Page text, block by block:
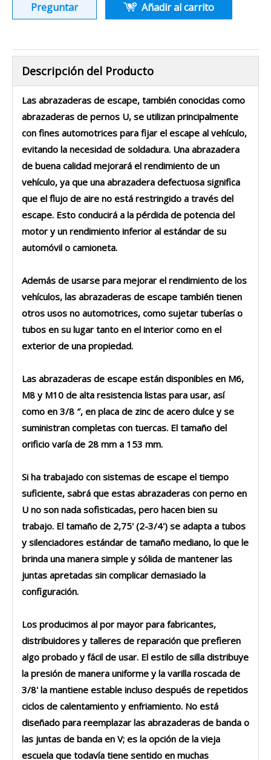
Preguntar Añadir al carrito
Descripción del Producto
Las abrazaderas de escape, también conocidas como
abrazaderas de pernos U, se utilizan principalmente
con fines automotrices para fijar el escape al vehículo,
evitando la necesidad de soldadura. Una abrazadera
de buena calidad mejorará el rendimiento de un
vehículo, ya que una abrazadera defectuosa significa
que el flujo de aire no está restringido a través del
escape. Esto conducirá a la pérdida de potencia del
motor y un rendimiento inferior al estándar de su
automóvil o camioneta.
Además de usarse para mejorar el rendimiento de los
vehículos, las abrazaderas de escape también tienen
otros usos no automotrices, como sujetar tuberías o
tubos en su lugar tanto en el interior como en el
exterior de una propiedad.
Las abrazaderas de escape están disponibles en M6,
M8 y M10 de alta resistencia listas para usar, así
como en 3/8 ″, en placa de zinc de acero dulce y se
suministran completas con tuercas. El tamaño del
orificio varía de 28 mm a 153 mm.
Si ha trabajado con sistemas de escape el tiempo
suficiente, sabrá que estas abrazaderas con perno en
U no son nada sofisticadas, pero hacen bien su
trabajo. El tamaño de 2,75' (2-3/4') se adapta a tubos
y silenciadores estándar de tamaño mediano, lo que le
brinda una manera simple y sólida de mantener las
juntas apretadas sin complicar demasiado la
configuración.
Los producimos al por mayor para fabricantes,
distribuidores y talleres de reparación que prefieren
algo probado y fácil de usar. El estilo de silla distribuye
la presión de manera uniforme y la varilla roscada de
3/8' la mantiene estable incluso después de repetidos
ciclos de calentamiento y enfriamiento. No está
diseñado para reemplazar las abrazaderas de banda o
las juntas de banda en V; es la opción de la vieja
escuela que todavía tiene sentido en muchas